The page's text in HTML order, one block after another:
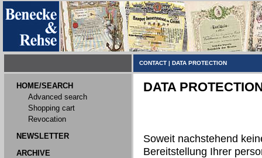
CONTACT | DATA PROTECTION
HOME/SEARCH
Advanced search
Shopping cart
Revocation
NEWSLETTER
ARCHIVE
DATA
Soweit nachstehend
Bereitstellung Ihrer